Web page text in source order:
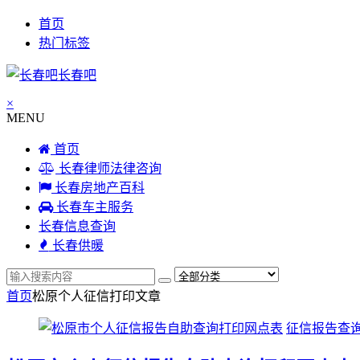
首页
热门标签
长春吧
×
MENU
首页
长春律师法律咨询
长春房地产百科
长春车主服务
长春信息查询
长春供暖
首页松原个人征信打印文章
征信报告查